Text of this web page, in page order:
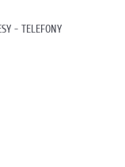
- TELEFONY